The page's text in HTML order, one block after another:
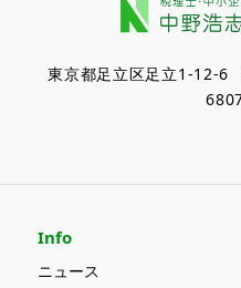
東京都足立区足立1-12-
Info
ニュース